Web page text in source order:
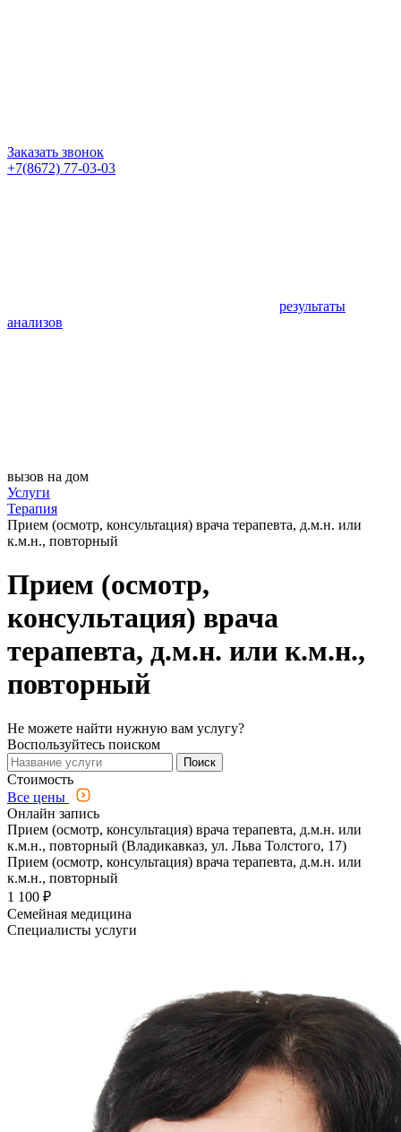
Заказать звонок
+7(8672) 77-03-03
результаты
анализов
вызов на дом
Услуги
Терапия
Прием (осмотр, консультация) врача терапевта, д.м.н. или
к.м.н., повторный
Прием (осмотр,
консультация) врача
терапевта, д.м.н. или к.м.н.,
повторный
Не можете найти нужную вам услугу?
Воспользуйтесь поиском
Поиск
Стоимость
Все цены
Онлайн запись
Прием (осмотр, консультация) врача терапевта, д.м.н. или
к.м.н., повторный (Владикавказ, ул. Льва Толстого, 17)
Прием (осмотр, консультация) врача терапевта, д.м.н. или
к.м.н., повторный
1 100 ₽
Семейная медицина
Специалисты услуги